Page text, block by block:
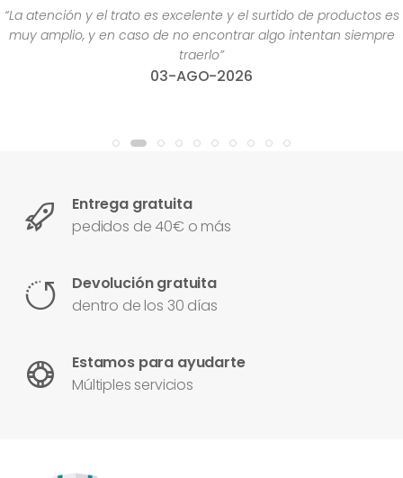
“La atención y el trato es excelente y el surtido de productos es
muy amplio, y en caso de no encontrar algo intentan siempre
traerlo”
03-AGO-2026
Entrega gratuita
pedidos de 40€ o más
Devolución gratuita
dentro de los 30 días
Estamos para ayudarte
Múltiples servicios